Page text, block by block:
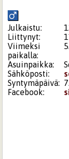
Julkaistu:
Liittynyt:
Viimeksi
paikalla:
Asuinpaikka:
Sähköposti:
Syntymäpäivä:
Facebook: